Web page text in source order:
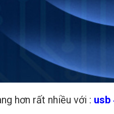
hơn rất nhiều với : usb